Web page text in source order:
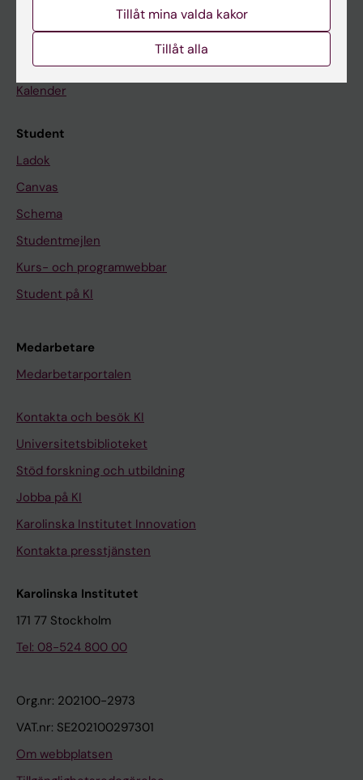
På gång
Nyheter
Kalender
Student
Ladok
Canvas
Schema
Studentmejlen
Kurs- och programwebbar
Student på KI
Medarbetare
Medarbetarportalen
Kontakta och besök KI
Universitetsbiblioteket
Stöd forskning och utbildning
Jobba på KI
Karolinska Institutet Innovation
Kontakta presstjänsten
Karolinska Institutet
171 77 Stockholm
Tel: 08-524 800 00
Org.nr: 202100-2973
VAT.nr: SE202100297301
Om webbplatsen
Tillåt mina valda kakor
Tillåt alla